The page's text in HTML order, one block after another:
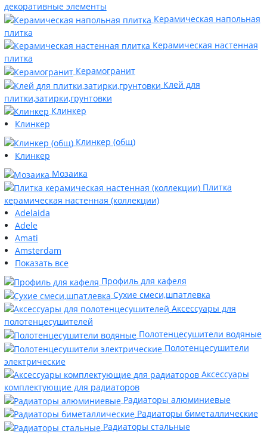
декоративные элементы
Керамическая напольная
плитка
Керамическая настенная
плитка
Керамогранит
Клей для
плитки,затирки,грунтовки
Клинкер
Клинкер
Клинкер (общ)
Клинкер
Мозаика
Плитка
керамическая настенная (коллекции)
Adelaida
Adele
Amati
Amsterdam
Показать все
Профиль для кафеля
Сухие смеси,шпатлевка
Аксессуары для
полотенцесушителей
Полотенцесушители водяные
Полотенцесушители
электрические
Аксессуары
комплектующие для радиаторов
Радиаторы алюминиевые
Радиаторы биметаллические
Радиаторы стальные